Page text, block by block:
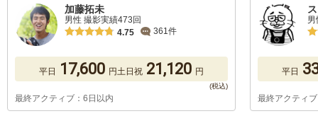
加藤拓未
男性 撮影実績473回
4.75
361件
平日 17,600 円土日祝 21,120 円
最終アクティブ：6日以内
平日
最終アクティ